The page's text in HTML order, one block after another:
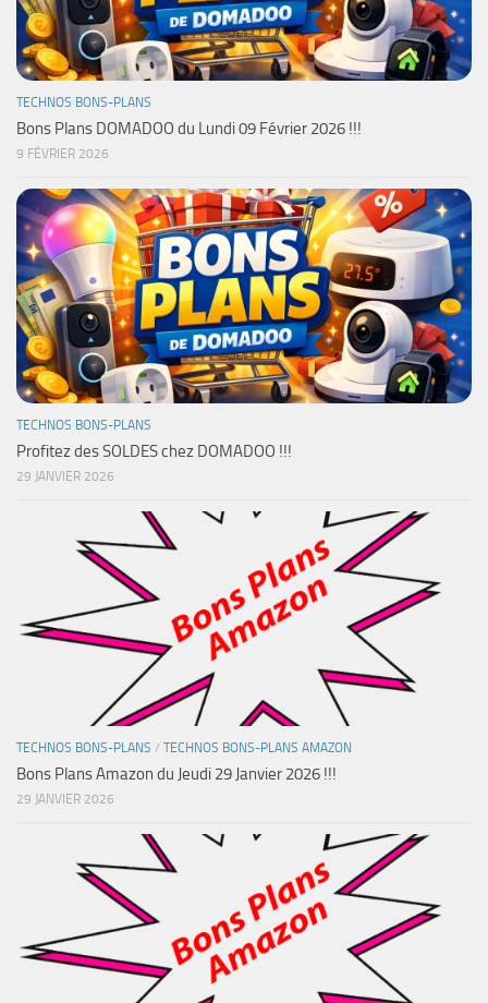
TECHNOS BONS-PLANS
Bons Plans DOMADOO du Lundi 09 Février 2026 !!!
9 FÉVRIER 2026
TECHNOS BONS-PLANS
Profitez des SOLDES chez DOMADOO !!!
29 JANVIER 2026
TECHNOS BONS-PLANS / TECHNOS BONS-PLANS AMAZON
Bons Plans Amazon du Jeudi 29 Janvier 2026 !!!
29 JANVIER 2026